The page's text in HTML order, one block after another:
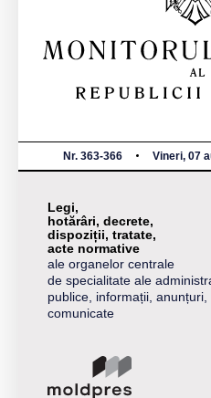
Nr. 363-366 Vineri, 07
Legi,
hotărâri, decrete,
dispoziții, tratate,
acte normative
ale organelor centrale
de specialitate ale
publice, informații, anunțuri,
comunicate